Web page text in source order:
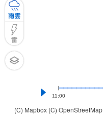
(C) Mapbox (C) OpenStreetMap
雨雲
雷
11:00